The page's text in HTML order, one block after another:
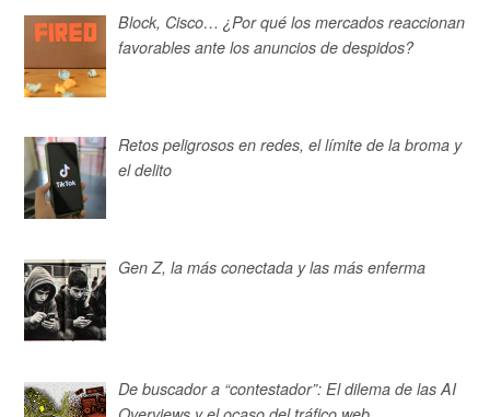
Block, Cisco… ¿Por qué los mercados reaccionan
favorables ante los anuncios de despidos?
Retos peligrosos en redes, el límite de la broma y
el delito
Gen Z, la más conectada y las más enferma
De buscador a “contestador”: El dilema de las AI